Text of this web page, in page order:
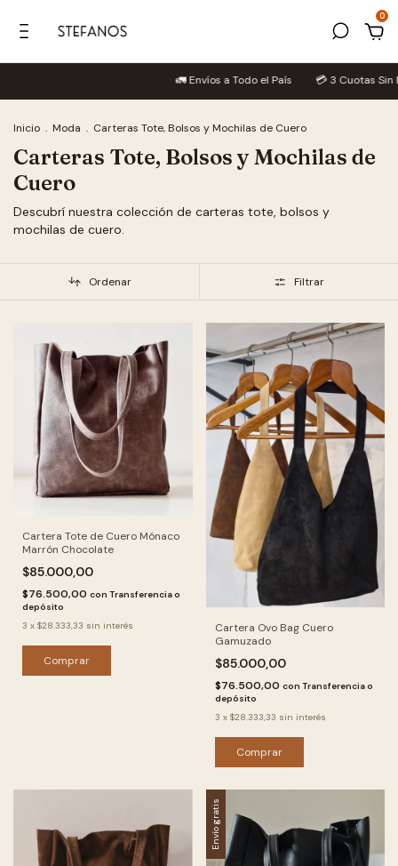
0
🚛 Envíos a Todo el País 💳 3 Cuotas Sin Interés
Inicio . Moda . Carteras Tote, Bolsos y Mochilas de Cuero
Carteras Tote, Bolsos y Mochilas de
Cuero
Descubrí nuestra colección de carteras tote, bolsos y
mochilas de cuero.
Ordenar Filtrar
Cartera Tote de Cuero Mónaco
Marrón Chocolate
$85.000,00
$76.500,00 con Transferencia o
depósito
3 x $28.333,33 sin interés
Comprar
Cartera Ovo Bag Cuero
Gamuzado
$85.000,00
$76.500,00 con Transferencia o
depósito
3 x $28.333,33 sin interés
Comprar
Envío gratis